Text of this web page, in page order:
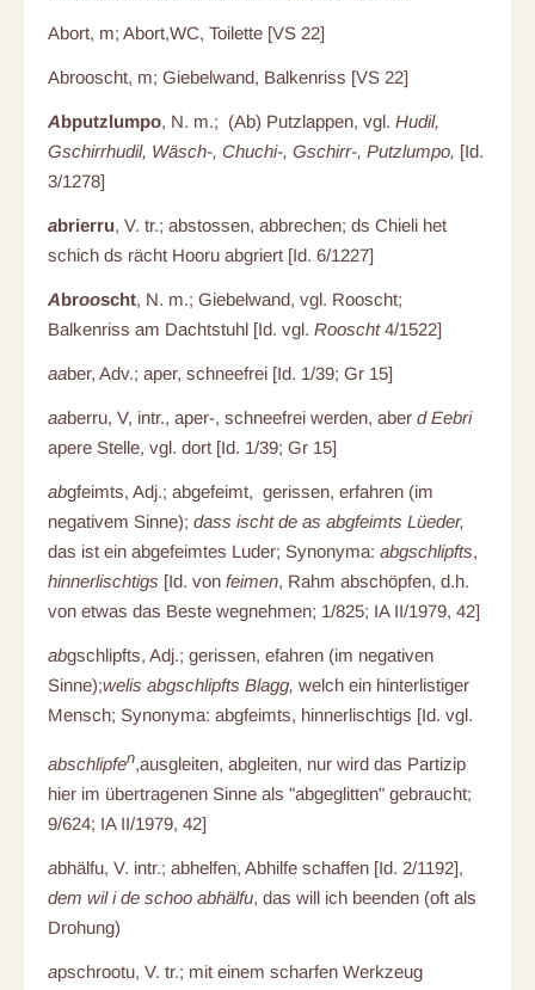
Abort, m; Abort,WC, Toilette [VS 22]
Abrooscht, m; Giebelwand, Balkenriss [VS 22]
Abputzlumpo, N. m.; (Ab) Putzlappen, vgl. Hudil,
Gschirrhudil, Wäsch-, Chuchi-, Gschirr-, Putzlumpo, [Id.
3/1278]
abrierru, V. tr.; abstossen, abbrechen; ds Chieli het
schich ds rächt Hooru abgriert [Id. 6/1227]
Abrooscht, N. m.; Giebelwand, vgl. Rooscht;
Balkenriss am Dachtstuhl [Id. vgl. Rooscht4/1522]
aaber, Adv.; aper, schneefrei [Id. 1/39; Gr 15]
aaberru, V, intr., aper-, schneefrei werden, aber d Eebri
apere Stelle, vgl. dort [Id. 1/39; Gr 15]
abgfeimts, Adj.; abgefeimt, gerissen, erfahren (im
negativem Sinne); dass ischt de as abgfeimts Lüeder,
das ist ein abgefeimtes Luder; Synonyma: abgschlipfts,
hinnerlischtigs [Id. von feimen, Rahm abschöpfen, d.h.
von etwas das Beste wegnehmen; 1/825; IA II/1979, 42]
abgschlipfts, Adj.; gerissen, efahren (im negativen
Sinne);welis abgschlipfts Blagg, welch ein hinterlistiger
Mensch; Synonyma: abgfeimts, hinnerlischtigs [Id. vgl.
abschlipfen,ausgleiten, abgleiten, nur wird das Partizip
hier im übertragenen Sinne als "abgeglitten" gebraucht;
9/624; IA II/1979, 42]
abhälfu, V. intr.; abhelfen, Abhilfe schaffen [Id. 2/1192],
dem wil i de schoo abhälfu, das will ich beenden (oft als
Drohung)
apschrootu, V. tr.; mit einem scharfen Werkzeug